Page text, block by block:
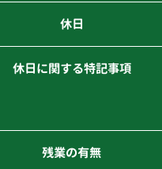
休日
休日に関する特記事項
残業の有無